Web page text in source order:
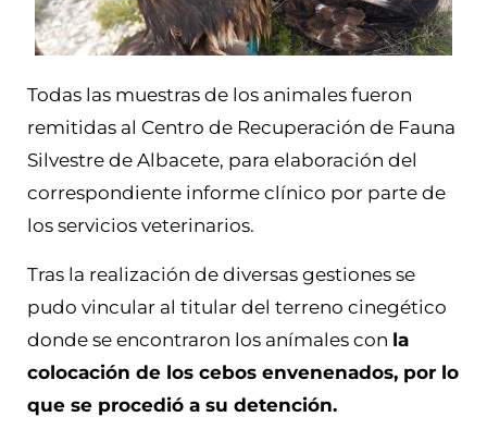
Todas las muestras de los animales fueron
remitidas al Centro de Recuperación de Fauna
Silvestre de Albacete, para elaboración del
correspondiente informe clínico por parte de
los servicios veterinarios.
Tras la realización de diversas gestiones se
pudo vincular al titular del terreno cinegético
donde se encontraron los anímales con la
colocación de los cebos envenenados, por lo
que se procedió a su detención.